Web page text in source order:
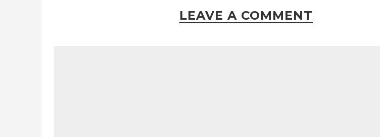
LEAVE A COMMENT